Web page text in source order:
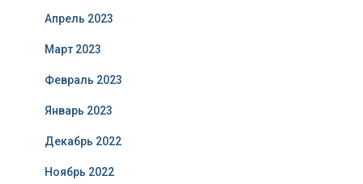
Апрель 2023
Март 2023
Февраль 2023
Январь 2023
Декабрь 2022
Ноябрь 2022